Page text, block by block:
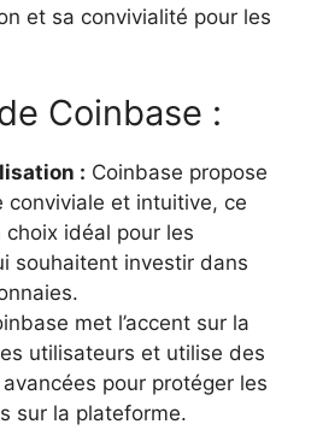
et sa convivialité pour les
Coinbase :
: Coinbase propose
conviviale et intuitive, ce
idéal pour les
souhaitent investir dans
met l’accent sur la
utilisateurs et utilise des
pour protéger les
sur la plateforme.